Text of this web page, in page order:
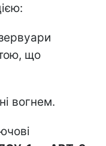
що
вогнем.